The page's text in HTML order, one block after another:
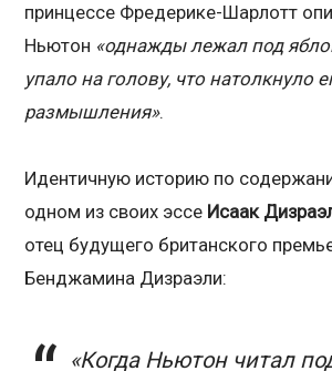
принцессе Фредерике-Шарлотт
Ньютон «однажды лежал под
упало на голову, что натолкнуло
размышления».
Идентичную историю по
одном из своих эссе Исаак
отец будущего британского
Бенджамина Дизраэли:
«Когда Ньютон читал